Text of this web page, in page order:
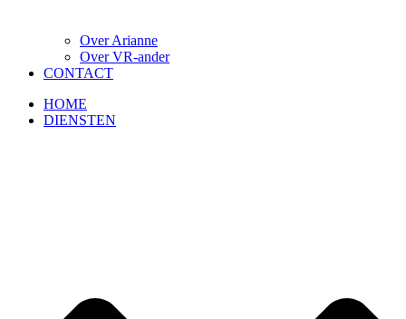
Over Arianne
Over VR-ander
CONTACT
HOME
DIENSTEN